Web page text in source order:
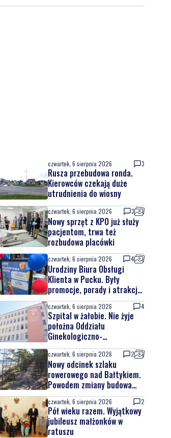
czwartek, 6 sierpnia 2026 3
Rusza przebudowa ronda.
Kierowców czekają duże
utrudnienia do wiosny
czwartek, 6 sierpnia 2026 3
Nowy sprzęt z KPO już służy
pacjentom, trwa też
rozbudowa placówki
czwartek, 6 sierpnia 2026 4
Urodziny Biura Obsługi
Klienta w Pucku. Były
promocje, porady i atrakcje
dla najmłodszych
czwartek, 6 sierpnia 2026 4
Szpital w żałobie. Nie żyje
położna Oddziału
Ginekologiczno-
Położniczego
czwartek, 6 sierpnia 2026 2
Nowy odcinek szlaku
rowerowego nad Bałtykiem.
Powodem zmiany budowa
elektrowni jądrowej
czwartek, 6 sierpnia 2026 2
Pół wieku razem. Wyjątkowy
jubileusz małżonków w
ratuszu